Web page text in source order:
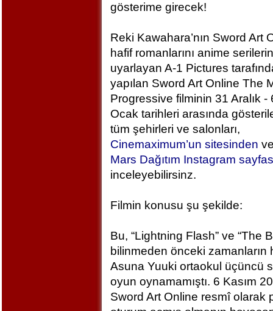
gösterime girecek!
Reki Kawahara’nın Sword Art
hafif romanlarını anime
uyarlayan A-1 Pictures
yapılan Sword Art Online The
Progressive filminin 31 Aralık -
Ocak tarihleri arasında
tüm şehirleri ve salonları,
Cinemaximum’un sitesinden
Mars Dağıtım Instagram
inceleyebilirsinz.
Filmin konusu şu şekilde:
Bu, “Lightning Flash” ve “The
bilinmeden önceki zamanların
Asuna Yuuki ortaokul üçüncü
oyun oynamamıştı. 6 Kasım
Sword Art Online resmî olarak